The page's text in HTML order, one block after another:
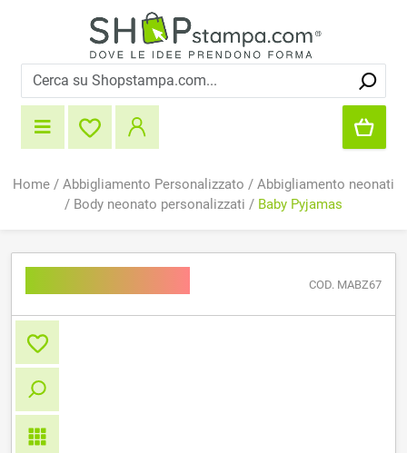
Home / Abbigliamento Personalizzato / Abbigliamento neonati
/ Body neonato personalizzati / Baby Pyjamas
COD. MABZ67